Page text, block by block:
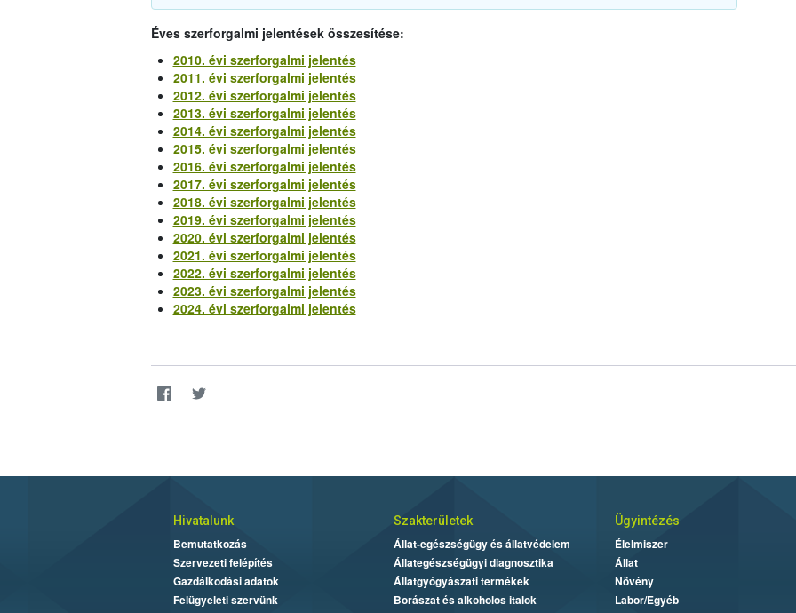
Éves szerforgalmi jelentések összesítése:
2010. évi szerforgalmi jelentés
2011. évi szerforgalmi jelentés
2012. évi szerforgalmi jelentés
2013. évi szerforgalmi jelentés
2014. évi szerforgalmi jelentés
2015. évi szerforgalmi jelentés
2016. évi szerforgalmi jelentés
2017. évi szerforgalmi jelentés
2018. évi szerforgalmi jelentés
2019. évi szerforgalmi jelentés
2020. évi szerforgalmi jelentés
2021. évi szerforgalmi jelentés
2022. évi szerforgalmi jelentés
2023. évi szerforgalmi jelentés
2024. évi szerforgalmi jelentés
Hivatalunk
Bemutatkozás
Szervezeti felépítés
Gazdálkodási adatok
Felügyeleti szervünk
Szakterületek
Állat-egészségügy és állatvédelem
Állategészségügyi diagnosztika
Állatgyógyászati termékek
Borászat és alkoholos italok
Ügyintézés
Élelmiszer
Állat
Növény
Labor/Egyéb